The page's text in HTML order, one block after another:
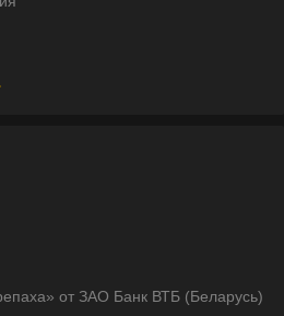
от ЗАО Банк ВТБ (Беларусь)